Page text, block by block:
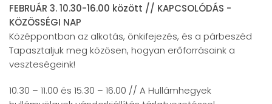
FEBRUÁR 3. 10.30-16.00 között // KAPCSOLÓDÁS -
KÖZÖSSÉGI NAP
Középpontban az alkotás, önkifejezés, és a párbeszéd
Tapasztaljuk meg közösen, hogyan erőforrásaink a
veszteségeink!
10.30 – 11.00 és 15.30 – 16.00 // A Hullámhegyek